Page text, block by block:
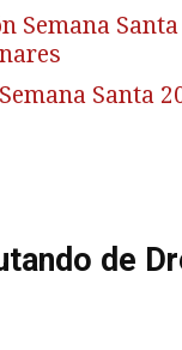
Semana Santa
Santa
de